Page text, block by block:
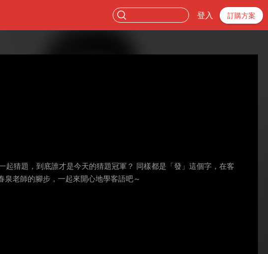
登入 訂購方案
猜題，到底誰才是今天的猜題冠軍？ 同樣都是「發」這個字，在客
老師的腳步，一起來開心地學客語吧～